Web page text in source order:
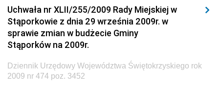
Narodowego i Sportu
Dziennik Urzędowy Ministra Finansów, Funduszy i
Polityki Regionalnej
Dziennik Urzędowy Ministra Rozwoju, Pracy i
Technologii
Dziennik Urzędowy Ministra Kultury, Dziedzictwa
Uchwała nr XLII/255/2009 Rady Miejskiej w
Stąporkowie z dnia 29 września 2009r. w
sprawie zmian w budżecie Gminy
Stąporków na 2009r.
Dziennik Urzędowy Województwa Świętokrzyskiego rok
2009 nr 474 poz. 3452